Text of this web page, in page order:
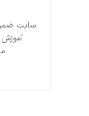
سایت